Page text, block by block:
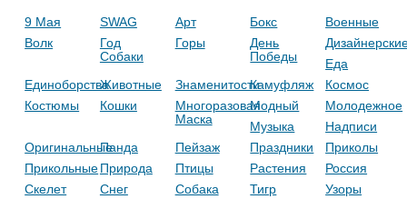
9 Мая SWAG Арт Бокс
Военные
Волк
Год
Собаки
Горы
День
Победы
Еда
ЕдиноборстваЖивотные ЗнаменитостиКамуфляж
Космос
Костюмы
Кошки
Многоразовая
Маска
Модный
Молодежное
Музыка
Надписи
ОригинальныеПанда Пейзаж Праздники
Приколы
ПрикольныеПрирода Птицы Растения
Россия
Скелет
Снег Собака Тигр
Узоры